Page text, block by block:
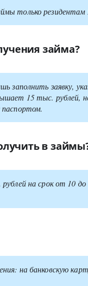
только резидентам
займа?
заполнить заявку,
15 тыс. рублей,
в
на срок от 10 до
на банковскую